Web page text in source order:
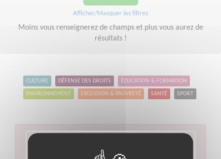
Afficher/Masquer les filtres
Moins vous renseignerez de champs et plus vous aurez de
résultats !
CULTURE DÉFENSE DES DROITS ÉDUCATION & FORMATION
ENVIRONNEMENT EXCLUSION & PAUVRETÉ SANTÉ SPORT
Aucun résultat pour votre
recherche